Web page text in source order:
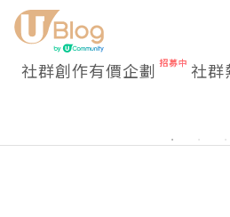
社群創作有價企劃 社群